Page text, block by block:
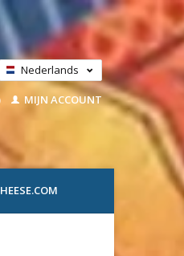
Nederlands
Deutsch
MIJN ACCOUNT